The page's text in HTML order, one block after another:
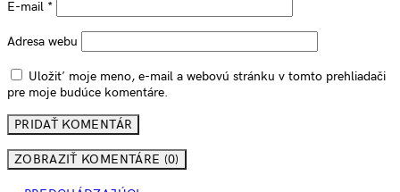
E-mail *
Adresa webu
Uložiť moje meno, e-mail a webovú stránku v tomto prehliadači
pre moje budúce komentáre.
ZOBRAZIŤ KOMENTÁRE (0)